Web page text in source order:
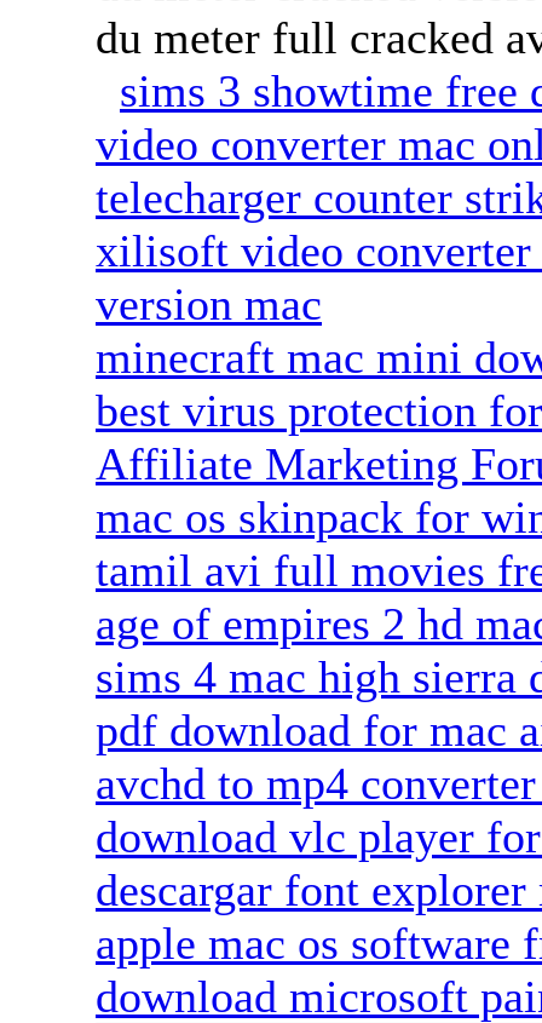
du meter full cracked
sims 3 showtime free
video converter mac
telecharger counter
xilisoft video
version mac
minecraft mac mini
best virus protection
Affiliate Marketing
mac os skinpack for
tamil avi full movies
age of empires 2 hd
sims 4 mac high sierra
pdf download for mac
avchd to mp4
download vlc player
descargar font explorer
apple mac os software
download microsoft